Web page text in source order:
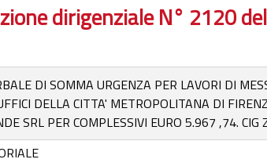
dirigenziale N° 2120
DI SOMMA URGENZA PER LAVORI DI
DELLA CITTA' METROPOLITANA DI
SRL PER COMPLESSIVI EURO 5.967 ,74.